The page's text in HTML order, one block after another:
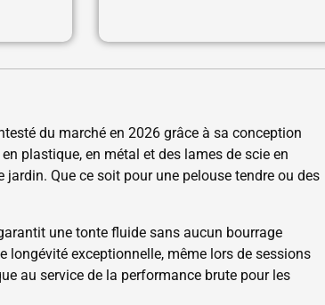
du marché en 2026 grâce à sa conception
plastique, en métal et des lames de scie en
Que ce soit pour une pelouse tendre ou des
une tonte fluide sans aucun bourrage
longévité exceptionnelle, même lors de sessions
au service de la performance brute pour les